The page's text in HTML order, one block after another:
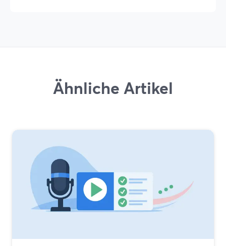
Ähnliche Artikel